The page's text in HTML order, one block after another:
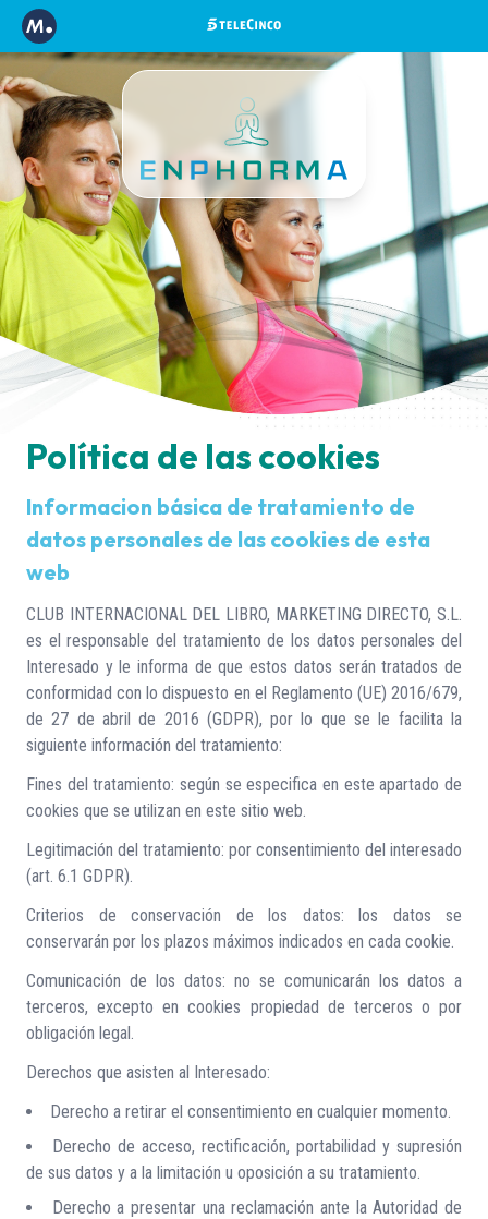
Política de las cookies
Informacion básica de tratamiento de
datos personales de las cookies de esta
web
CLUB INTERNACIONAL DEL LIBRO, MARKETING DIRECTO, S.L.
es el responsable del tratamiento de los datos personales del
Interesado y le informa de que estos datos serán tratados de
conformidad con lo dispuesto en el Reglamento (UE) 2016/679,
de 27 de abril de 2016 (GDPR), por lo que se le facilita la
siguiente información del tratamiento:
Fines del tratamiento: según se especifica en este apartado de
cookies que se utilizan en este sitio web.
Legitimación del tratamiento: por consentimiento del interesado
(art. 6.1 GDPR).
Criterios de conservación de los datos: los datos se
conservarán por los plazos máximos indicados en cada cookie.
Comunicación de los datos: no se comunicarán los datos a
terceros, excepto en cookies propiedad de terceros o por
obligación legal.
Derechos que asisten al Interesado:
Derecho a retirar el consentimiento en cualquier momento.
Derecho de acceso, rectificación, portabilidad y supresión
de sus datos y a la limitación u oposición a su tratamiento.
Derecho a presentar una reclamación ante la Autoridad de